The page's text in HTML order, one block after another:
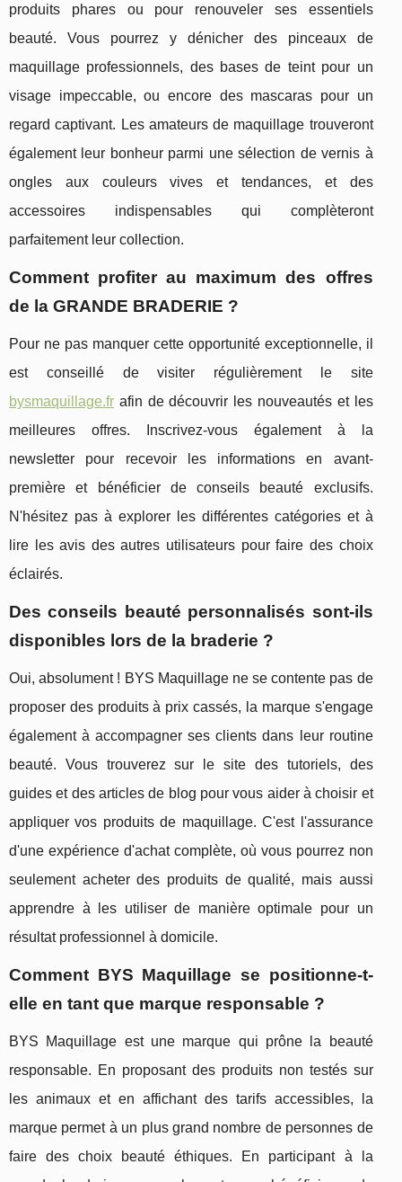
produits phares ou pour renouveler ses essentiels
beauté. Vous pourrez y dénicher des pinceaux de
maquillage professionnels, des bases de teint pour un
visage impeccable, ou encore des mascaras pour un
regard captivant. Les amateurs de maquillage trouveront
également leur bonheur parmi une sélection de vernis à
ongles aux couleurs vives et tendances, et des
accessoires indispensables qui complèteront
parfaitement leur collection.
Comment profiter au maximum des offres
de la GRANDE BRADERIE ?
Pour ne pas manquer cette opportunité exceptionnelle, il
est conseillé de visiter régulièrement le site
bysmaquillage.fr afin de découvrir les nouveautés et les
meilleures offres. Inscrivez-vous également à la
newsletter pour recevoir les informations en avant-
première et bénéficier de conseils beauté exclusifs.
N'hésitez pas à explorer les différentes catégories et à
lire les avis des autres utilisateurs pour faire des choix
éclairés.
Des conseils beauté personnalisés sont-ils
disponibles lors de la braderie ?
Oui, absolument ! BYS Maquillage ne se contente pas de
proposer des produits à prix cassés, la marque s'engage
également à accompagner ses clients dans leur routine
beauté. Vous trouverez sur le site des tutoriels, des
guides et des articles de blog pour vous aider à choisir et
appliquer vos produits de maquillage. C'est l'assurance
d'une expérience d'achat complète, où vous pourrez non
seulement acheter des produits de qualité, mais aussi
apprendre à les utiliser de manière optimale pour un
résultat professionnel à domicile.
Comment BYS Maquillage se positionne-t-
elle en tant que marque responsable ?
BYS Maquillage est une marque qui prône la beauté
responsable. En proposant des produits non testés sur
les animaux et en affichant des tarifs accessibles, la
marque permet à un plus grand nombre de personnes de
faire des choix beauté éthiques. En participant à la